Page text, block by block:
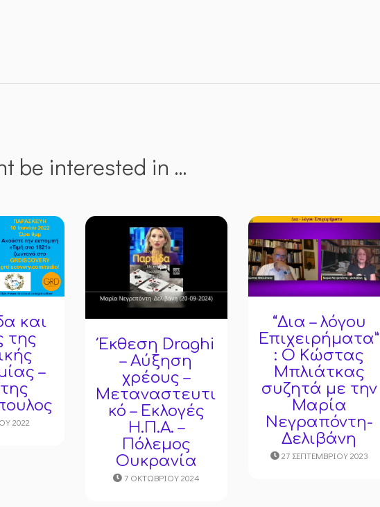
be interested in …
και
της
–
2022
Έκθεση Draghi
– Αύξηση
χρέους –
Μεταναστευτι
κό – Εκλογές
Η.Π.Α. –
Πόλεμος
Ουκρανία
7 ΟΚΤΩΒΡΊΟΥ 2024
“Δια – λόγου
Επιχειρήματα”
: Ο Κώστας
Μπλιάτκας
συζητά με την
Μαρία
Νεγραπόντη-
Δελιβάνη
27 ΣΕΠΤΕΜΒΡΊΟΥ 2023